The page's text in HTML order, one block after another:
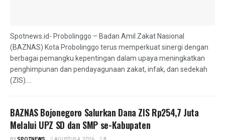
Spotnews.id- Probolinggo – Badan Amil Zakat Nasional
(BAZNAS) Kota Probolinggo terus memperkuat sinergi dengan
berbagai pemangku kepentingan dalam upaya meningkatkan
penghimpunan dan pendayagunaan zakat, infak, dan sedekah
(ZIS)....
BAZNAS Bojonegoro Salurkan Dana ZIS Rp254,7 Juta
Melalui UPZ SD dan SMP se-Kabupaten